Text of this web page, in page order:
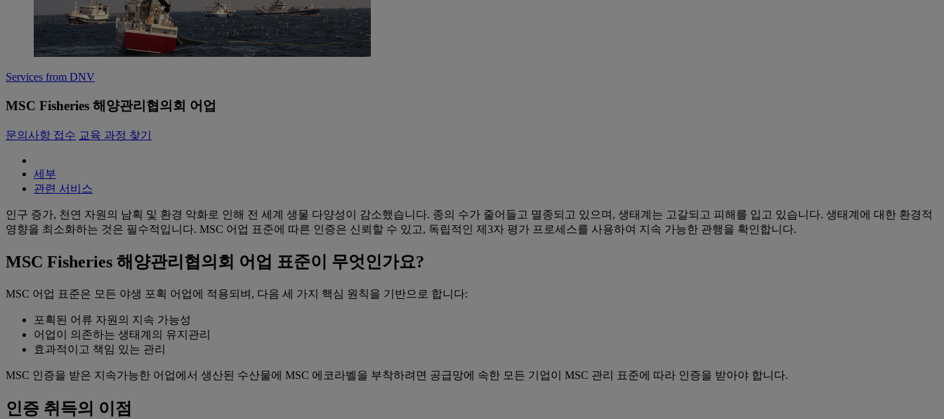
Services from DNV
MSC Fisheries 해양관리협의회 어업
문의사항 접수 교육 과정 찾기
세부
관련 서비스
인구 증가, 천연 자원의 남획 및 환경 악화로 인해 전 세계 생물 다양성이 감소했습니다. 종의 수가 줄어들고 멸종되고 있으며, 생태계는 고갈되고 피해를 입고 있습니다. 생태계에 대한 환경적
영향을 최소화하는 것은 필수적입니다. MSC 어업 표준에 따른 인증은 신뢰할 수 있고, 독립적인 제3자 평가 프로세스를 사용하여 지속 가능한 관행을 확인합니다.
MSC Fisheries 해양관리협의회 어업 표준이 무엇인가요?
MSC 어업 표준은 모든 야생 포획 어업에 적용되벼, 다음 세 가지 핵심 원칙을 기반으로 합니다:
포획된 어류 자원의 지속 가능성
어업이 의존하는 생태계의 유지관리
효과적이고 책임 있는 관리
MSC 인증을 받은 지속가능한 어업에서 생산된 수산물에 MSC 에코라벨을 부착하려면 공급망에 속한 모든 기업이 MSC 관리 표준에 따라 인증을 받아야 합니다.
인증 취득의 이점